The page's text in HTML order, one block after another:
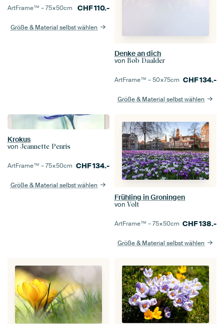
ArtFrame™ –75×50cm CHF110.-
Größe & Material selbst wählen
Denke an dich
von Bob Daalder
ArtFrame™ –50×75cm CHF134.-
Größe & Material selbst wählen
Krokus
von Jeannette Penris
ArtFrame™ –75×50cm CHF134.-
Größe & Material selbst wählen
Frühling in Groningen
von Volt
ArtFrame™ –75×50cm CHF138.-
Größe & Material selbst wählen